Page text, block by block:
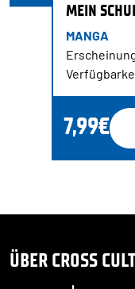
MEIN
MANGA
7,99€
ÜBER CROSS CULT